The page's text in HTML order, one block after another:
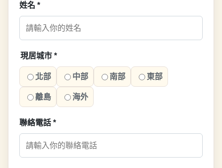
姓名 *
現居城市 *
北部 中部 南部 東部
離島 海外
聯絡電話 *